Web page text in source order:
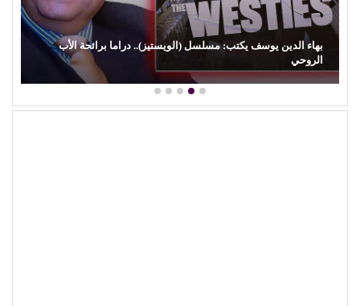
كمال زغلول يكتب: البنية الثقافية والإبداع الشعبي (29).. (السيرة
الهلالية) وآفة…